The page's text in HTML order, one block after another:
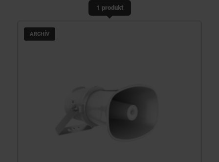
PODPORA
1 produkt
ARCHÍV